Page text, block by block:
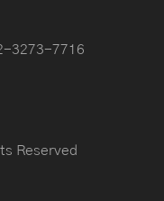
3273-7716
Reserved